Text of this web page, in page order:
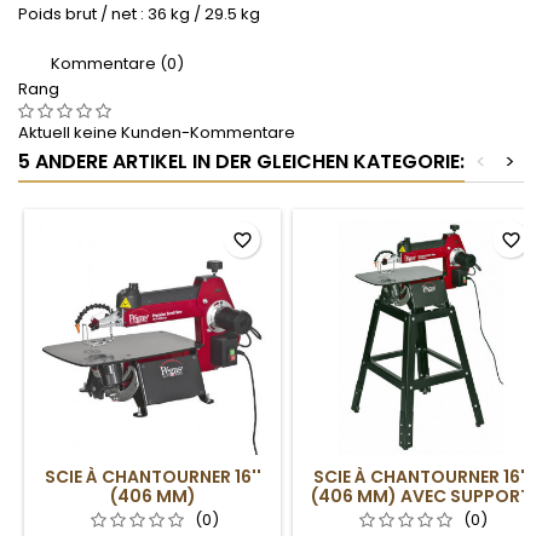
Poids brut / net : 36 kg / 29.5 kg
Kommentare (0)
Rang
Aktuell keine Kunden-Kommentare
5 ANDERE ARTIKEL IN DER GLEICHEN KATEGORIE: >
<
SCIE À CHANTOURNER 16''
(406 MM)
(0)
favorite_border
SCIE À CHANTOURNER 16''
(406 MM) AVEC SUPPORT
(0)
favorite_border